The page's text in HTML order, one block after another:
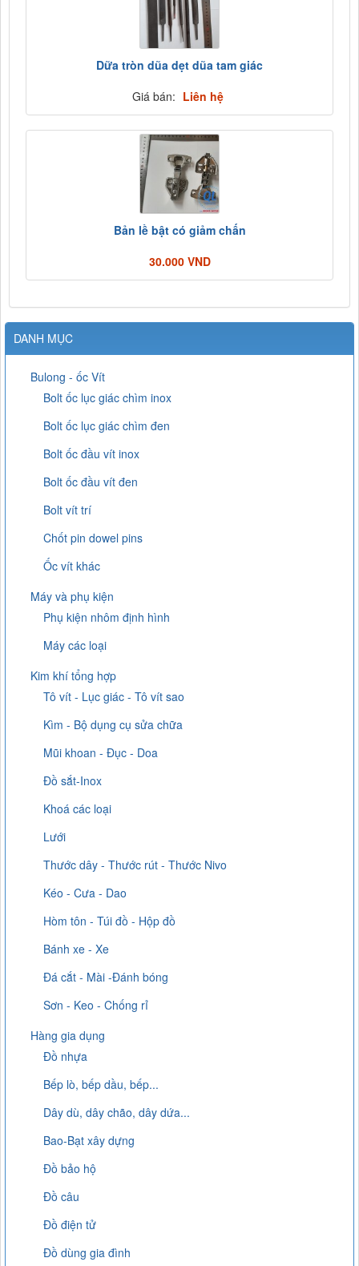
Dữa tròn dũa dẹt dũa tam giác
Giá bán: Liên hệ
Bản lề bật có giảm chấn
30.000 VND
DANH MỤC
Bulong - ốc Vít
Bolt ốc lục giác chìm inox
Bolt ốc lục giác chìm đen
Bolt ốc đầu vít inox
Bolt ốc đầu vít đen
Bolt vít trí
Chốt pin dowel pins
Ốc vít khác
Máy và phụ kiện
Phụ kiện nhôm định hình
Máy các loại
Kim khí tổng hợp
Tô vít - Lục giác - Tô vít sao
Kìm - Bộ dụng cụ sửa chữa
Mũi khoan - Đục - Doa
Đồ sắt-Inox
Khoá các loại
Lưới
Thước dây - Thước rút - Thước Nivo
Kéo - Cưa - Dao
Hòm tôn - Túi đồ - Hộp đồ
Bánh xe - Xe
Đá cắt - Mài -Đánh bóng
Sơn - Keo - Chống rỉ
Hàng gia dụng
Đồ nhựa
Bếp lò, bếp dầu, bếp...
Dây dù, dây chão, dây dứa...
Bao-Bạt xây dựng
Đồ bảo hộ
Đồ câu
Đồ điện tử
Đồ dùng gia đình